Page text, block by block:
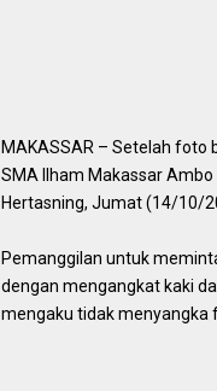
MAKASSAR – Setelah foto
SMA Ilham Makassar
Hertasning, Jumat (14/10/
Pemanggilan untuk
dengan mengangkat kaki
mengaku tidak menyangka